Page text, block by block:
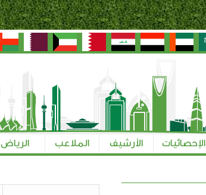
الإحصائيات الأرشيف الملاعب الرياض